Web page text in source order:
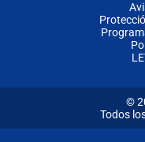
©
Todos